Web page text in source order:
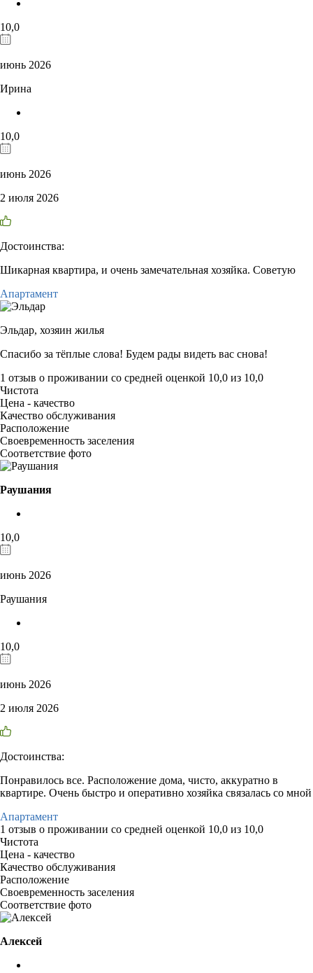
10,0
июнь 2026
Ирина
10,0
июнь 2026
2 июля 2026
Достоинства:
Шикарная квартира, и очень замечательная хозяйка. Советую
Апартамент
Эльдар, хозяин жилья
Спасибо за тёплые слова! Будем рады видеть вас снова!
1 отзыв о проживании со средней оценкой 10,0 из 10,0
Чистота
Цена - качество
Качество обслуживания
Расположение
Своевременность заселения
Соответствие фото
Раушания
10,0
июнь 2026
Раушания
10,0
июнь 2026
2 июля 2026
Достоинства:
Понравилось все. Расположение дома, чисто, аккуратно в
квартире. Очень быстро и оперативно хозяйка связалась со мной
Апартамент
1 отзыв о проживании со средней оценкой 10,0 из 10,0
Чистота
Цена - качество
Качество обслуживания
Расположение
Своевременность заселения
Соответствие фото
Алексей